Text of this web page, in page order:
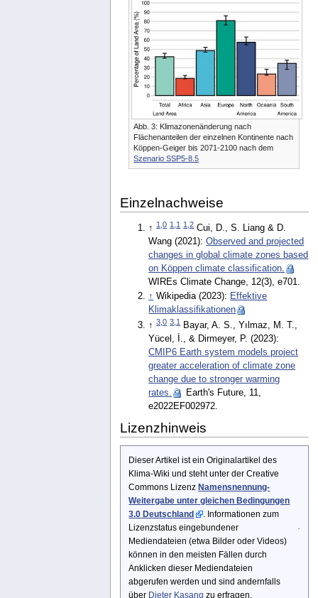
Abb. 3: Klimazonenänderung nach
Flächenanteilen der einzelnen Kontinente nach
Köppen-Geiger bis 2071-2100 nach dem
Szenario SSP5-8.5
Einzelnachweise
↑1,0 1,1 1,2 Cui, D., S. Liang & D.
Wang (2021):Observed and projected
changes in global climate zones based
on Köppen climate classification.
WIREs Climate Change, 12(3), e701.
↑ Wikipedia (2023): Effektive
Klimaklassifikationen
↑3,0 3,1
Bayar, A. S., Yılmaz, M. T.,
Yücel, İ., & Dirmeyer, P. (2023):
CMIP6 Earth system models project
greater acceleration of climate zone
change due to stronger warming
rates.
Earth's Future, 11,
e2022EF002972.
Lizenzhinweis
Dieser Artikel ist ein Originalartikel des
Klima-Wiki und steht unter der Creative
Commons Lizenz Namensnennung-
Weitergabe unter gleichen Bedingungen
3.0 Deutschland
. Informationen zum
Lizenzstatus eingebundener
Mediendateien (etwa Bilder oder Videos)
können in den meisten Fällen durch
Anklicken dieser Mediendateien
abgerufen werden und sind andernfalls
über Dieter Kasang zu erfragen.